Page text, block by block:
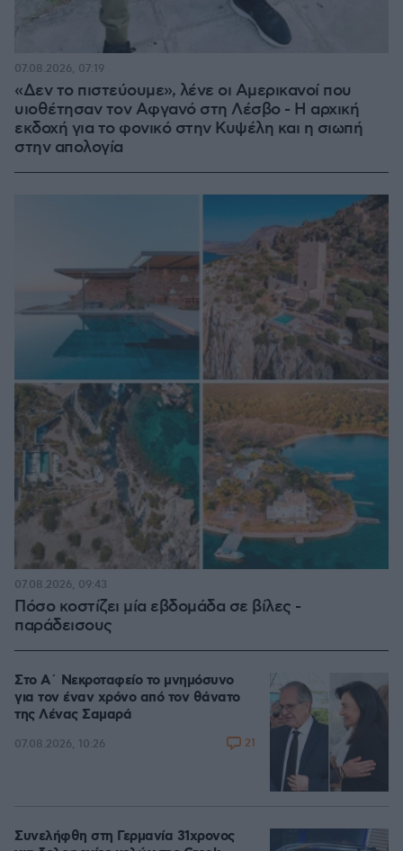
«Δεν το πιστεύουμε», λένε οι Αμερικανοί που
υιοθέτησαν τον Αφγανό στη Λέσβο - Η αρχική
εκδοχή για το φονικό στην Κυψέλη και η σιωπή
στην απολογία
07.08.2026, 07:19
Πόσο κοστίζει μία εβδομάδα σε βίλες -
παράδεισους
07.08.2026, 09:43
Στο Α΄ Νεκροταφείο το μνημόσυνο
για τον έναν χρόνο από τον θάνατο
της Λένας Σαμαρά
07.08.2026, 10:26 21
Συνελήφθη στη Γερμανία 31χρονος